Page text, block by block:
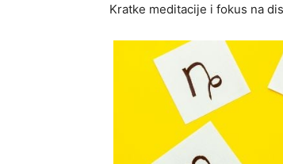
Kratke meditacije i fokus na